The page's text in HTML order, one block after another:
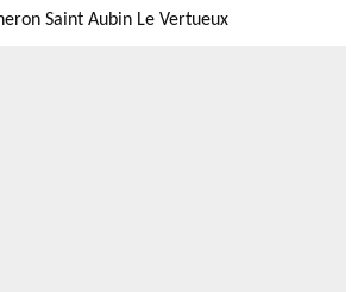
Saint Aubin Le Vertueux